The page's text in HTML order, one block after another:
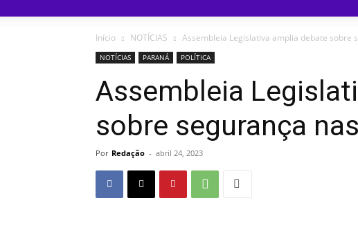
Início NOTÍCIAS Assembleia Legislativa amplia debate sobre
NOTÍCIAS PARANÁ POLÍTICA
Assembleia
sobre segurança
Por Redação - abril 24, 2023